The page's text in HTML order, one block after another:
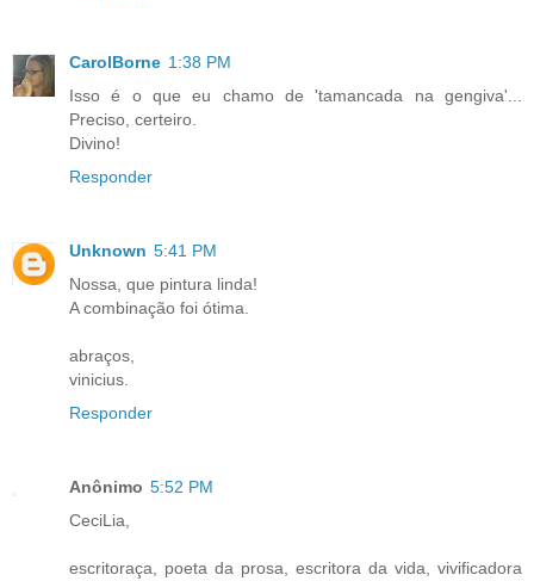
CarolBorne 1:38 PM
Isso é o que eu chamo de 'tamancada na gengiva'...
Preciso, certeiro.
Divino!
Responder
Unknown 5:41 PM
Nossa, que pintura linda!
A combinação foi ótima.
abraços,
vinicius.
Responder
Anônimo 5:52 PM
CeciLia,
escritoraça, poeta da prosa, escritora da vida, vivificadora